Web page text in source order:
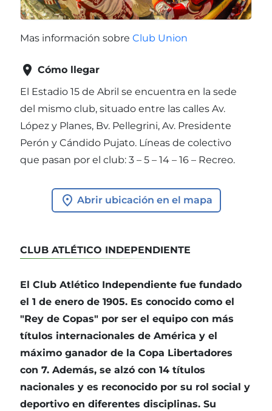
Mas información sobre Club Union
 Cómo llegar
El Estadio 15 de Abril se encuentra en la sede
del mismo club, situado entre las calles Av.
López y Planes, Bv. Pellegrini, Av. Presidente
Perón y Cándido Pujato. Líneas de colectivo
que pasan por el club: 3 – 5 – 14 – 16 – Recreo.
Abrir ubicación en el mapa
CLUB ATLÉTICO INDEPENDIENTE
El Club Atlético Independiente fue fundado
el 1 de enero de 1905. Es conocido como el
"Rey de Copas" por ser el equipo con más
títulos internacionales de América y el
máximo ganador de la Copa Libertadores
con 7. Además, se alzó con 14 títulos
nacionales y es reconocido por su rol social y
deportivo en diferentes disciplinas. Su